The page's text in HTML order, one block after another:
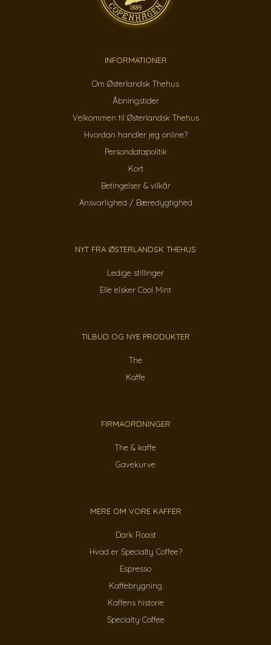
INFORMATIONER
Om Østerlandsk Thehus
Åbningstider
Velkommen til Østerlandsk Thehus
Hvordan handler jeg online?
Persondatapolitik
Kort
Betingelser & vilkår
Ansvarlighed / Bæredygtighed
NYT FRA ØSTERLANDSK THEHUS
Ledige stillinger
Elle elsker Cool Mint
TILBUD OG NYE PRODUKTER
The
Kaffe
FIRMAORDNINGER
The & kaffe
Gavekurve
MERE OM VORE KAFFER
Dark Roast
Hvad er Specialty Coffee?
Espresso
Kaffebrygning
Kaffens historie
Specialty Coffee